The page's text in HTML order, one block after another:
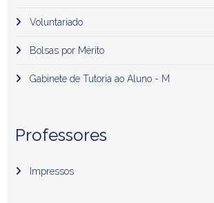
Voluntariado
Bolsas por Mérito
Gabinete de Tutoria ao Aluno - M
Professores
Impressos